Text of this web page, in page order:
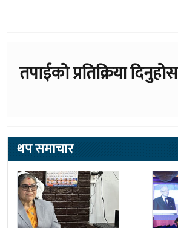
तपाईको प्रतिक्रिया दिनुहोस
थप समाचार